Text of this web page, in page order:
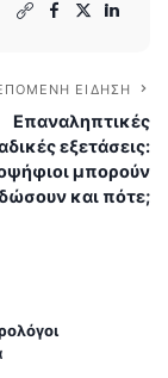
ΕΊΔΗΣΗ
Επαναληπτικές
εξετάσεις:
μπορούν
και πότε;